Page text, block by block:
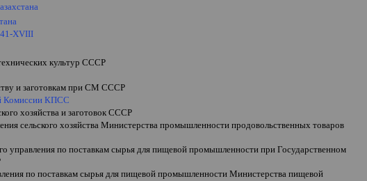
XVIII
культур СССР
и заготовкам при СМ СССР
Комиссии КПСС
хозяйства и заготовок СССР
сельского хозяйства Министерства промышленности продовольственных товаров
управления по поставкам сырья для пищевой промышленности при Государственном
по поставкам сырья для пищевой промышленности Министерства пищевой